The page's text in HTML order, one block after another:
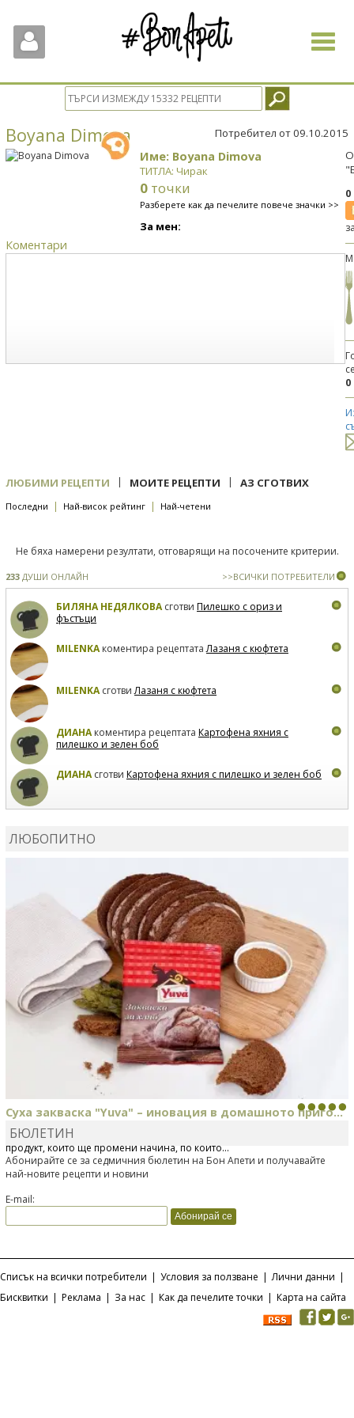
Toggle
Boyana Dimova Потребител от 09.10.2015
Име: Boyana Dimova
ТИТЛА: Чирак
0 точки
Разберете как да печелите повече значки >>
За мен:
Коментари
0
ЛЮБИМИ РЕЦЕПТИ | МОИТЕ РЕЦЕПТИ | АЗ СГОТВИХ
Последни | Най-висок рейтинг | Най-четени
Не бяха намерени резултати, отговарящи на посочените критерии.
233 ДУШИ ОНЛАЙН >>ВСИЧКИ ПОТРЕБИТЕЛИ
БИЛЯНА НЕДЯЛКОВАсготви Пилешко с ориз и
фъстъци
MILENKAкоментира рецептатаЛазаня с кюфтета
MILENKAсготвиЛазаня с кюфтета
ДИАНАкоментира рецептата Картофена яхния с
пилешко и зелен боб
ДИАНАсготви Картофена яхния с пилешко и зелен боб
ЛЮБОПИТНО
Суха закваска "Yuva" – иновация в домашното приго...
Отскоро Лесафр България стартира предлагането на изцяло нов
продукт, който ще промени начина, по който...
БЮЛЕТИН
Абонирайте се за седмичния бюлетин на Бон Апети и получавайте
най-новите рецепти и новини
E-mail:
Списък на всички потребители | Условия за ползване | Лични данни |
Бисквитки | Реклама | За нас | Как да печелите точки | Карта на сайта